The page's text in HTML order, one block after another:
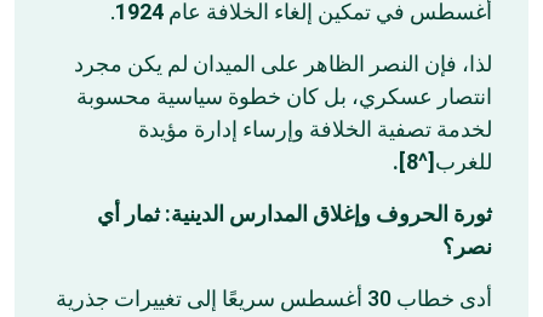
أغسطس في تمكين إلغاء الخلافة عام 1924
.
لذا، فإن النصر الظاهر على الميدان لم يكن مجرد
انتصار عسكري، بل كان خطوة سياسية محسوبة
لخدمة تصفية الخلافة وإرساء إدارة مؤيدة
للغرب [^8].
ثورة الحروف وإغلاق المدارس الدينية: ثمار أي
نصر؟
أدى خطاب 30 أغسطس سريعًا إلى تغييرات جذرية